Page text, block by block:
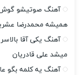
آهنگ صوتیشو گوش
همیشه محمدرضا
آهنگ یکی آقا
میشد علی قادریان
آهنگ یه کلمه بگو